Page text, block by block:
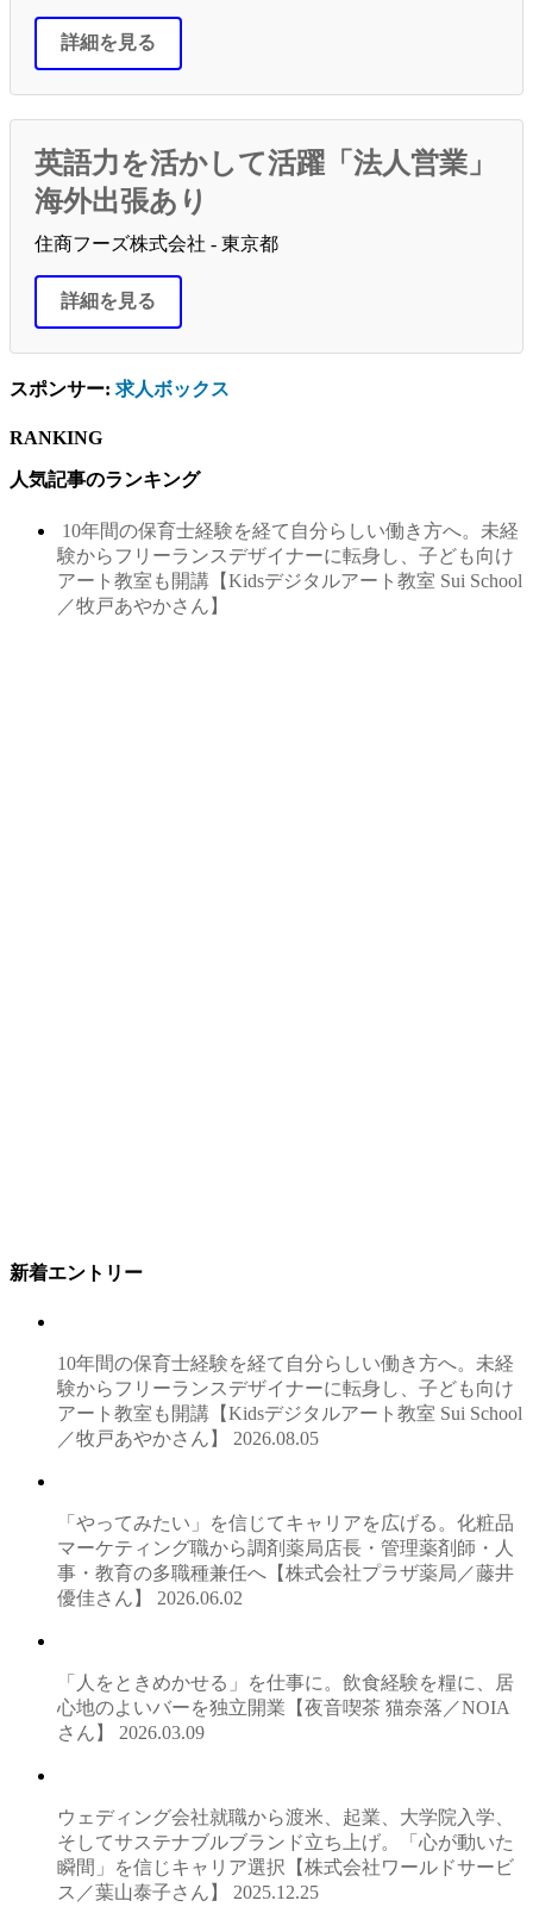
詳細を見る
英語力を活かして活躍「法人営業」
海外出張あり
住商フーズ株式会社 - 東京都
詳細を見る
スポンサー: 求人ボックス
RANKING
人気記事のランキング
10年間の保育士経験を経て自分らしい働き方へ。未経
験からフリーランスデザイナーに転身し、子ども向け
アート教室も開講【Kidsデジタルアート教室 Sui School
／牧戸あやかさん】
新着エントリー
10年間の保育士経験を経て自分らしい働き方へ。未経
験からフリーランスデザイナーに転身し、子ども向け
アート教室も開講【Kidsデジタルアート教室 Sui School
／牧戸あやかさん】 2026.08.05
「やってみたい」を信じてキャリアを広げる。化粧品
マーケティング職から調剤薬局店長・管理薬剤師・人
事・教育の多職種兼任へ【株式会社プラザ薬局／藤井
優佳さん】 2026.06.02
「人をときめかせる」を仕事に。飲食経験を糧に、居
心地のよいバーを独立開業【夜音喫茶 猫奈落／NOIA
さん】 2026.03.09
ウェディング会社就職から渡米、起業、大学院入学、
そしてサステナブルブランド立ち上げ。「心が動いた
瞬間」を信じキャリア選択【株式会社ワールドサービ
ス／葉山泰子さん】 2025.12.25